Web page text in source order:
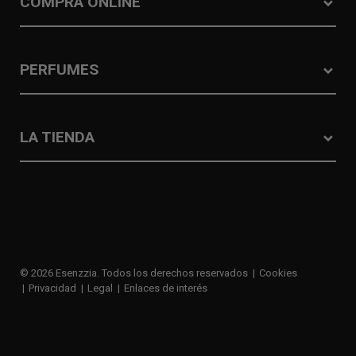
PERFUMES
LA TIENDA
© 2026 Esenzzia. Todos los derechos reservados
Cookies
Privacidad
Legal Enlaces de interés